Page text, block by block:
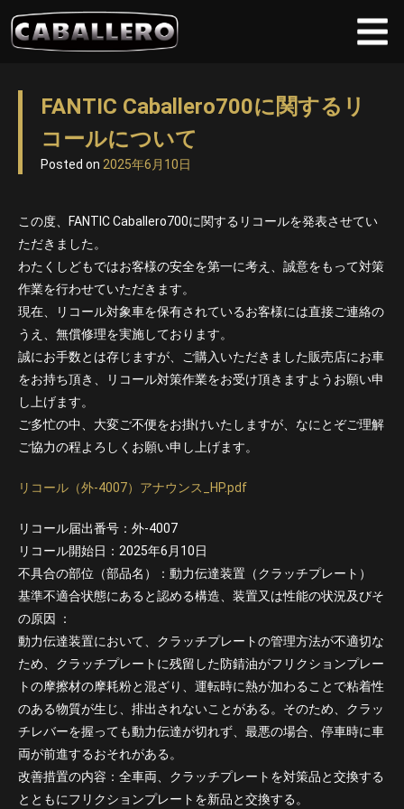
contentFANTIC Caballero700に関するリ
コールについて
Posted on 2025年6月10日
この度、FANTIC Caballero700に関するリコールを発表させてい
ただきました。
わたくしどもではお客様の安全を第一に考え、誠意をもって対策
作業を行わせていただきます。
現在、リコール対象車を保有されているお客様には直接ご連絡の
うえ、無償修理を実施しております。
誠にお手数とは存じますが、ご購入いただきました販売店にお車
をお持ち頂き、リコール対策作業をお受け頂きますようお願い申
し上げます。
ご多忙の中、大変ご不便をお掛けいたしますが、なにとぞご理解
ご協力の程よろしくお願い申し上げます。
リコール（外-4007）アナウンス_HP.pdf
リコール届出番号：外-4007
リコール開始日：2025年6月10日
不具合の部位（部品名）：動力伝達装置（クラッチプレート）
基準不適合状態にあると認める構造、装置又は性能の状況及びそ
の原因 ：
動力伝達装置において、クラッチプレートの管理方法が不適切な
ため、クラッチプレートに残留した防錆油がフリクションプレー
トの摩擦材の摩耗粉と混ざり、運転時に熱が加わることで粘着性
のある物質が生じ、排出されないことがある。そのため、クラッ
チレバーを握っても動力伝達が切れず、最悪の場合、停車時に車
両が前進するおそれがある。
改善措置の内容：全車両、クラッチプレートを対策品と交換する
とともにフリクションプレートを新品と交換する。